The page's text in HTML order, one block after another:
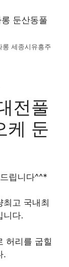
세종시유흥주
전풀
케 둔
립니다^^*
고 국내최
니다.
허리를 굽힐
.